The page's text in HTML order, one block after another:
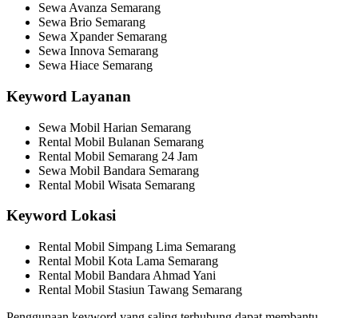
Sewa Avanza Semarang
Sewa Brio Semarang
Sewa Xpander Semarang
Sewa Innova Semarang
Sewa Hiace Semarang
Keyword Layanan
Sewa Mobil Harian Semarang
Rental Mobil Bulanan Semarang
Rental Mobil Semarang 24 Jam
Sewa Mobil Bandara Semarang
Rental Mobil Wisata Semarang
Keyword Lokasi
Rental Mobil Simpang Lima Semarang
Rental Mobil Kota Lama Semarang
Rental Mobil Bandara Ahmad Yani
Rental Mobil Stasiun Tawang Semarang